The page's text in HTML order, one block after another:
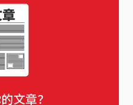
文章？